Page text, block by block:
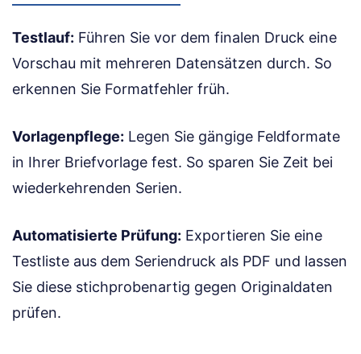
Testlauf: Führen Sie vor dem finalen Druck eine
Vorschau mit mehreren Datensätzen durch. So
erkennen Sie Formatfehler früh.
Vorlagenpflege: Legen Sie gängige Feldformate
in Ihrer Briefvorlage fest. So sparen Sie Zeit bei
wiederkehrenden Serien.
Automatisierte Prüfung: Exportieren Sie eine
Testliste aus dem Seriendruck als PDF und lassen
Sie diese stichprobenartig gegen Originaldaten
prüfen.